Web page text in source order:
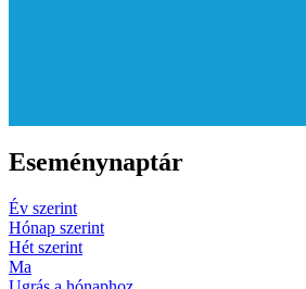
Eseménynaptár
Év szerint
Hónap szerint
Hét szerint
Ma